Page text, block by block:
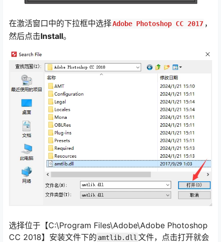
在激活窗口中的下拉框中选择Adobe Photoshop CC 2017 ，
然后点击Install。
选择位于【C:\Program Files\Adobe\Adobe Photoshop
CC 2018】安装文件下的 amtlib.dll 文件，点击打开就会